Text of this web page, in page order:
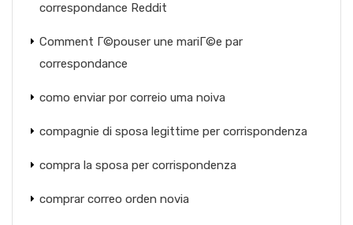
correspondance Reddit
Comment Г©pouser une mariГ©e par
correspondance
como enviar por correio uma noiva
compagnie di sposa legittime per corrispondenza
compra la sposa per corrispondenza
comprar correo orden novia